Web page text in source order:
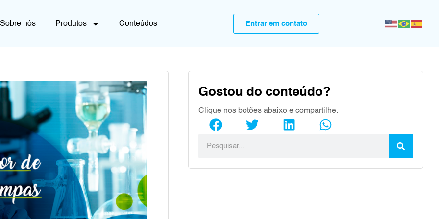
Sobre nós Produtos Conteúdos Entrar em contato
Gostou do conteúdo?
Clique nos botões abaixo e compartilhe.